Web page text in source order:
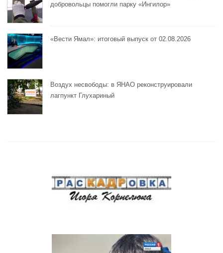
добровольцы помогли парку «Ингилор»
«Вести Ямал»: итоговый выпуск от 02.08.2026
Воздух несвободы: в ЯНАО реконструировали
лагпункт Глухариный